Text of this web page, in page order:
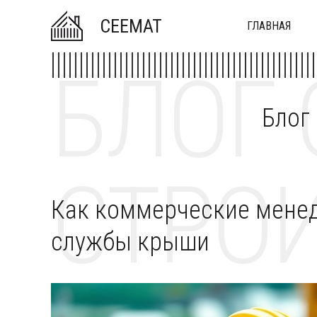
CEEMAT ГЛАВНАЯ
БЛОГ
Как коммерческие
службы крыши